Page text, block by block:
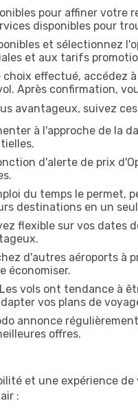
pour affiner votre
disponibles pour
et sélectionnez
et aux tarifs
effectué, accédez
Après confirmation,
avantageux, suivez
à l'approche de la
d'alerte de prix
du temps le permet,
destinations en un
flexible sur vos dates
d'autres aéroports à
économiser.
Les vols ont tendance à
vos plans de
annonce
offres.
et une expérience
: